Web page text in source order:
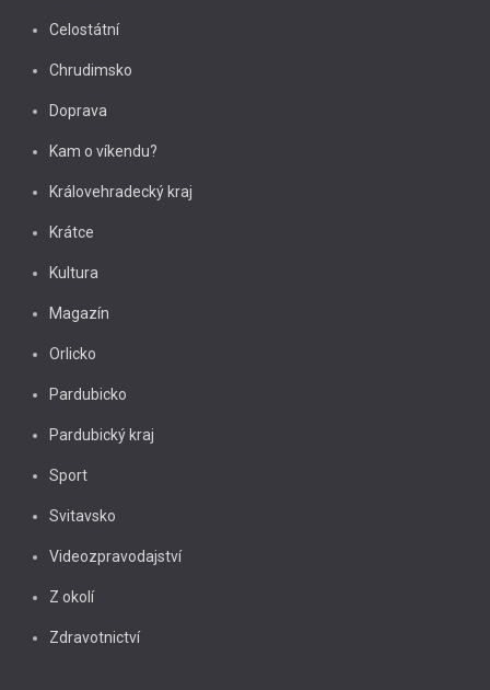
Celostátní
Chrudimsko
Doprava
Kam o víkendu?
Královehradecký kraj
Krátce
Kultura
Magazín
Orlicko
Pardubicko
Pardubický kraj
Sport
Svitavsko
Videozpravodajství
Z okolí
Zdravotnictví